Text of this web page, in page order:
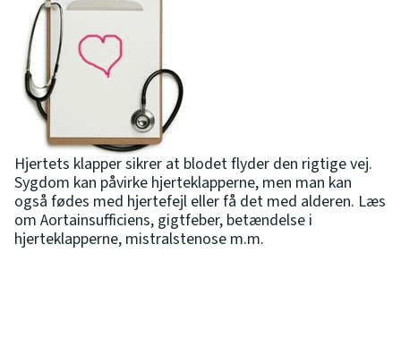
Hjertets klapper sikrer at blodet flyder den rigtige vej.
Sygdom kan påvirke hjerteklapperne, men man kan
også fødes med hjertefejl eller få det med alderen. Læs
om Aortainsufficiens, gigtfeber, betændelse i
hjerteklapperne, mistralstenose m.m.